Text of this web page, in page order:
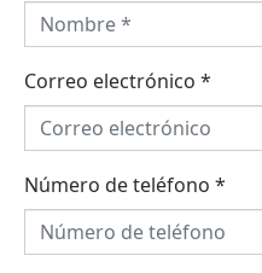
Correo electrónico *
Número de teléfono *